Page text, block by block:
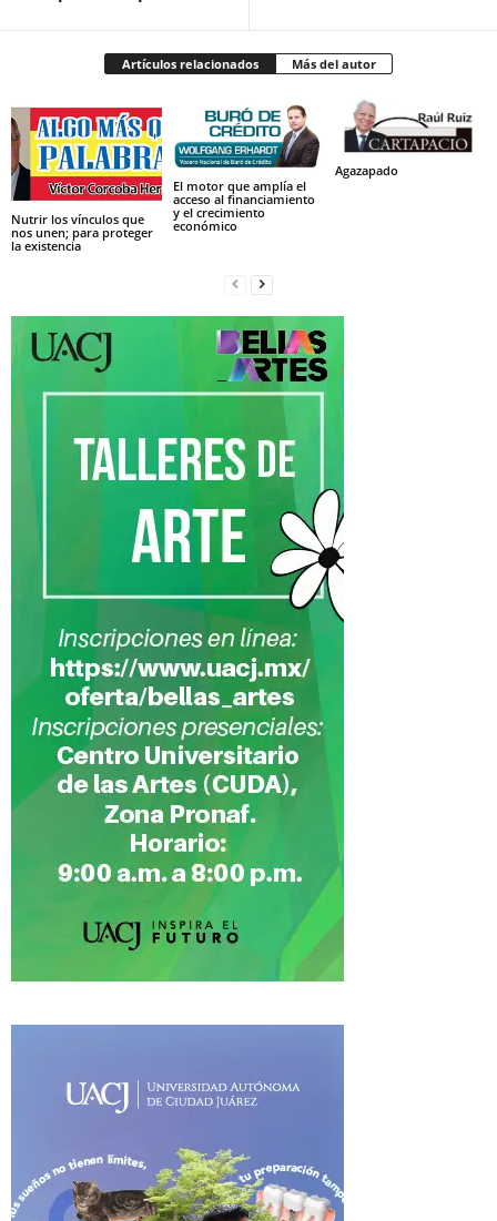
Artículos relacionados Más del autor
Nutrir los vínculos que
nos unen; para proteger
la existencia
El motor que amplía el
acceso al financiamiento
y el crecimiento
económico
Agazapado